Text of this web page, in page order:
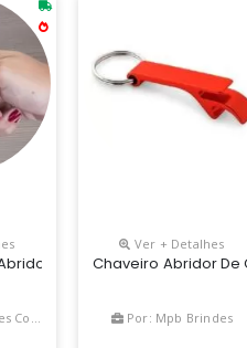
1,3 Cm Largura: 1,2 Cm
30 X 89 X 2,5 Mm
Personalizado | Brinde
Ver + Detalhes
Chaveiro Abridor De
Por: Mpb Brindes